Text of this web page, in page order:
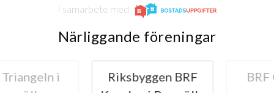
I samarbete med
Närliggande föreningar
i
Riksbyggen BRF
BRF